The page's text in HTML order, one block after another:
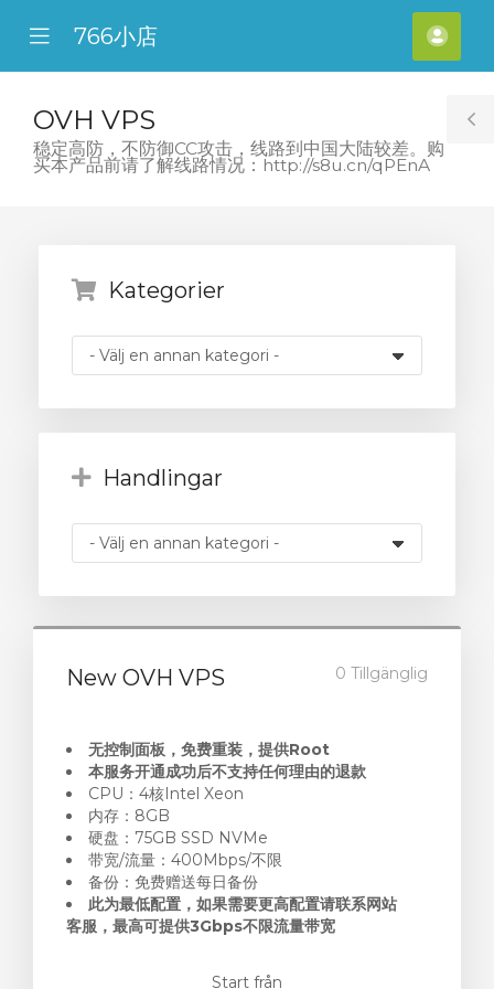
Mobile
Menu
766小店
OVH VPS
稳定高防，不防御CC攻击，线路到中国大陆较差。购
买本产品前请了解线路情况：http://s8u.cn/qPEnA
Kategorier
Handlingar
New OVH VPS 0 Tillgänglig
无控制面板，免费重装，提供Root
本服务开通成功后不支持任何理由的退款
CPU：4核Intel Xeon
内存：8GB
硬盘：75GB SSD NVMe
带宽/流量：400Mbps/不限
备份：免费赠送每日备份
此为最低配置，如果需要更高配置请联系网站
客服，最高可提供3Gbps不限流量带宽
Start från